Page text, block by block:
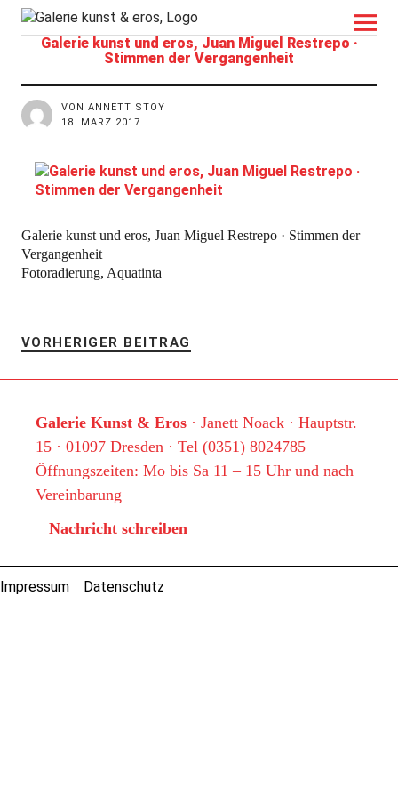
kunst&eros
Galerie kunst und eros, Juan Miguel Restrepo ·
Stimmen der Vergangenheit
VON ANNETT STOY
18. MÄRZ 2017
Galerie kunst und eros, Juan Miguel Restrepo · Stimmen der
Vergangenheit
Fotoradierung, Aquatinta
VORHERIGER BEITRAG
Galerie Kunst & Eros · Janett Noack · Hauptstr.
15 · 01097 Dresden · Tel (0351) 8024785
Öffnungszeiten: Mo bis Sa 11 – 15 Uhr und nach
Vereinbarung
Nachricht schreiben
Impressum Datenschutz